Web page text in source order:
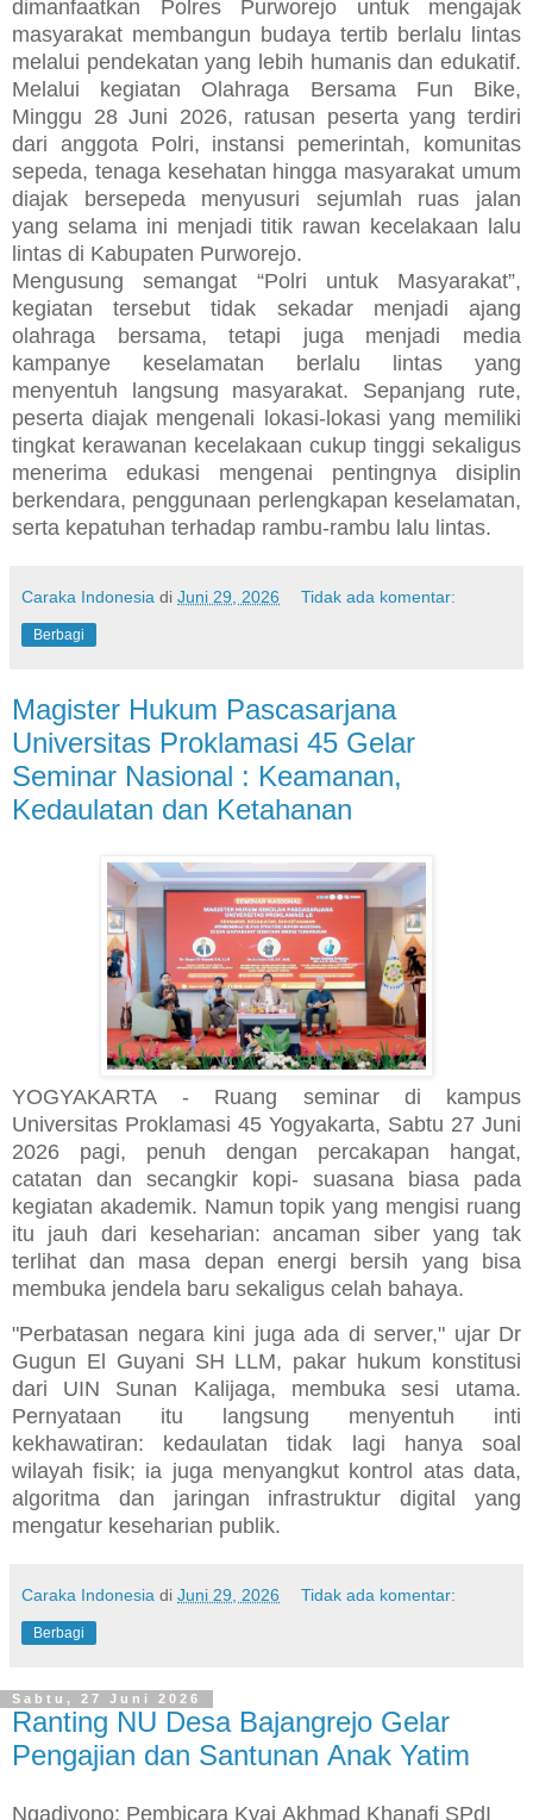
dimanfaatkan Polres Purworejo untuk mengajak
masyarakat membangun budaya tertib berlalu lintas
melalui pendekatan yang lebih humanis dan edukatif.
Melalui kegiatan Olahraga Bersama Fun Bike,
Minggu 28 Juni 2026, ratusan peserta yang terdiri
dari anggota Polri, instansi pemerintah, komunitas
sepeda, tenaga kesehatan hingga masyarakat umum
diajak bersepeda menyusuri sejumlah ruas jalan
yang selama ini menjadi titik rawan kecelakaan lalu
lintas di Kabupaten Purworejo.
Mengusung semangat “Polri untuk Masyarakat”,
kegiatan tersebut tidak sekadar menjadi ajang
olahraga bersama, tetapi juga menjadi media
kampanye keselamatan berlalu lintas yang
menyentuh langsung masyarakat. Sepanjang rute,
peserta diajak mengenali lokasi-lokasi yang memiliki
tingkat kerawanan kecelakaan cukup tinggi sekaligus
menerima edukasi mengenai pentingnya disiplin
berkendara, penggunaan perlengkapan keselamatan,
serta kepatuhan terhadap rambu-rambu lalu lintas.
Caraka Indonesia di Juni 29, 2026 Tidak ada komentar:
Berbagi
Magister Hukum Pascasarjana
Universitas Proklamasi 45 Gelar
Seminar Nasional : Keamanan,
Kedaulatan dan Ketahanan
YOGYAKARTA - Ruang seminar di kampus
Universitas Proklamasi 45 Yogyakarta, Sabtu 27 Juni
2026 pagi, penuh dengan percakapan hangat,
catatan dan secangkir kopi- suasana biasa pada
kegiatan akademik. Namun topik yang mengisi ruang
itu jauh dari keseharian: ancaman siber yang tak
terlihat dan masa depan energi bersih yang bisa
membuka jendela baru sekaligus celah bahaya.
"Perbatasan negara kini juga ada di server," ujar Dr
Gugun El Guyani SH LLM, pakar hukum konstitusi
dari UIN Sunan Kalijaga, membuka sesi utama.
Pernyataan itu langsung menyentuh inti
kekhawatiran: kedaulatan tidak lagi hanya soal
wilayah fisik; ia juga menyangkut kontrol atas data,
algoritma dan jaringan infrastruktur digital yang
mengatur keseharian publik.
Caraka Indonesia di Juni 29, 2026 Tidak ada komentar:
Berbagi
Sabtu, 27 Juni 2026
Ranting NU Desa Bajangrejo Gelar
Pengajian dan Santunan Anak Yatim
Ngadiyono: Pembicara Kyai Akhmad Khanafi SPdI